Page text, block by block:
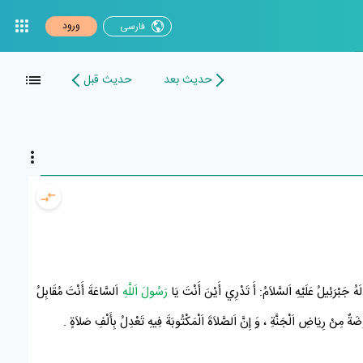
فارسی ورود
حدیث بعد حدیث قبل
جَبْرَئِيلُعَلَيْهِ اَلسَّلاَمُ: أَ تَدْرِي أَيْنَ أَنْتَ يَا رَسُولَ اَللَّهِ اَلسَّاعَةَ أَنْتَ مُقَابِلُ
مِنْ رِيَاضِ اَلْجَنَّةِ ، وَ إِنَّ اَلصَّلاَةَ اَلْمَكْتُوبَةَ فِيهِ تَعْدِلُ بِأَلْفِ صَلاَةٍ .